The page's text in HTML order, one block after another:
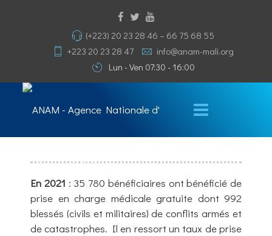
(+223) 20 23 28 46 – 66 75 68 55
+223 20 23 28 47
info@anam-mali.org
Lun - Ven 07:30 - 16:00
En 2021 : 35 780 bénéficiaires ont bénéficié de
prise en charge médicale gratuite dont 992
blessés (civils et militaires) de conflits armés et
de catastrophes. Il en ressort un taux de prise